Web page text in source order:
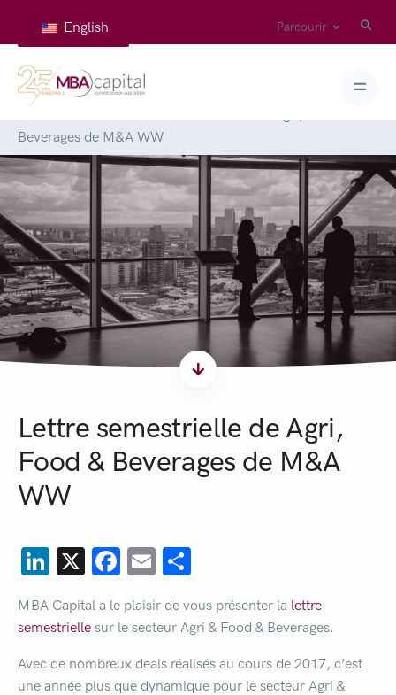
English Parcourir
Accueil
Beverages de M&A WW
Lettre semestrielle de Agri,
Food & Beverages de M&A
WW
LinkedIn
X Facebook
Email
MBA Capital a le plaisir de vous présenter la lettre
semestrielle sur le secteur Agri & Food & Beverages.
Avec de nombreux deals réalisés au cours de 2017, c’est
une année plus que dynamique pour le secteur Agri &